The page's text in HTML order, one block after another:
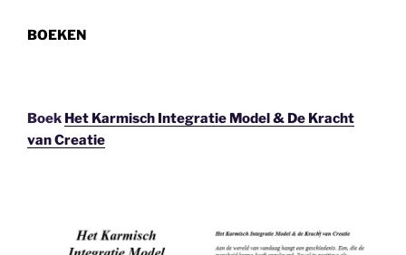
BOEKEN
Boek Het Karmisch Integratie Model & De Kracht
van Creatie